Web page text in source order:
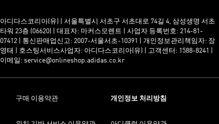
아디다스코리아(유) | 서울특별시 서초구 서초대로 74길 4, 삼성생명 서초
타워 23층 (06620) | 대표자: 마커스모렌트 | 사업자 등록번호: 214-81-
07412 | 통신판매업신고: 2007-서울서초-10391 | 개인정보관리책임자: 장
영태 | 호스팅서비스사업자: 아디다스코리아(유) | 고객센터: 1588-8241 |
이메일: service@onlineshop.adidas.co.kr
구매 이용약관 개인정보 처리방침